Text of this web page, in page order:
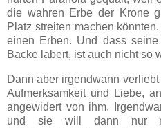
die wahren Erbe der Krone
Platz streiten machen
einen Erben. Und dass
Backe labert, ist auch nicht so
Dann aber irgendwann
Aufmerksamkeit und Liebe,
angewidert von ihm.
und sie will dann nur